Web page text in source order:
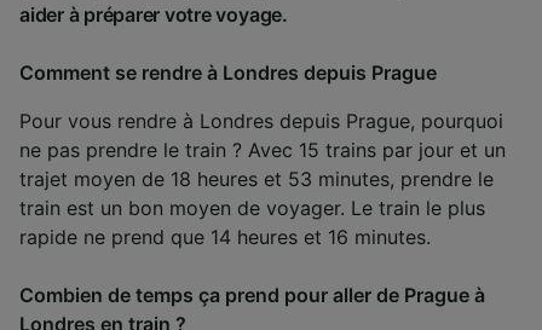
aider à préparer votre voyage.
Comment se rendre à Londres depuis Prague
Pour vous rendre à Londres depuis Prague, pourquoi
ne pas prendre le train ? Avec 15 trains par jour et un
trajet moyen de 18 heures et 53 minutes, prendre le
train est un bon moyen de voyager. Le train le plus
rapide ne prend que 14 heures et 16 minutes.
Combien de temps ça prend pour aller de Prague à
Londres en train ?